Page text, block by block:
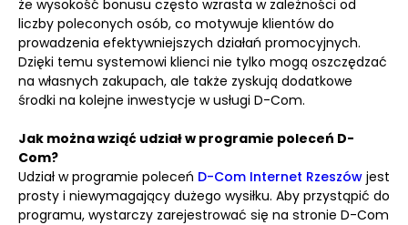
że wysokość bonusu często wzrasta w zależności od
liczby poleconych osób, co motywuje klientów do
prowadzenia efektywniejszych działań promocyjnych.
Dzięki temu systemowi klienci nie tylko mogą oszczędzać
na własnych zakupach, ale także zyskują dodatkowe
środki na kolejne inwestycje w usługi D-Com.
Jak można wziąć udział w programie poleceń D-
Com?
Udział w programie poleceń D-Com Internet Rzeszów jest
prosty i niewymagający dużego wysiłku. Aby przystąpić do
programu, wystarczy zarejestrować się na stronie D-Com